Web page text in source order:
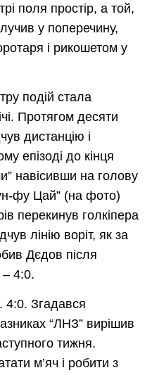
поля простір, а той,
у поперечину,
і рикошетом у
подій стала
Протягом десяти
дистанцію і
епізоді до кінця
навісивши на голову
фу Цай” (на фото)
перекинув голкіпера
лінію воріт, як за
Дєдов після
– 4:0.
Згадався
“ЛНЗ” вирішив
тижня.
м’яч і робити з